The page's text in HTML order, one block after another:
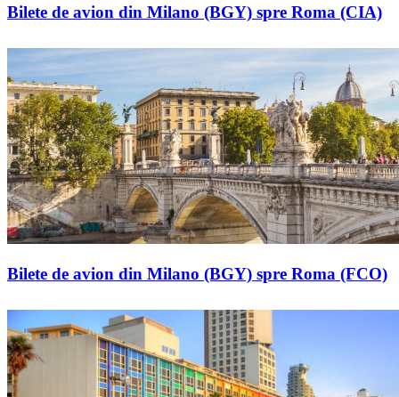
Bilete de avion din Milano (BGY) spre Roma (CIA)
Bilete de avion din Milano (BGY) spre Roma (FCO)